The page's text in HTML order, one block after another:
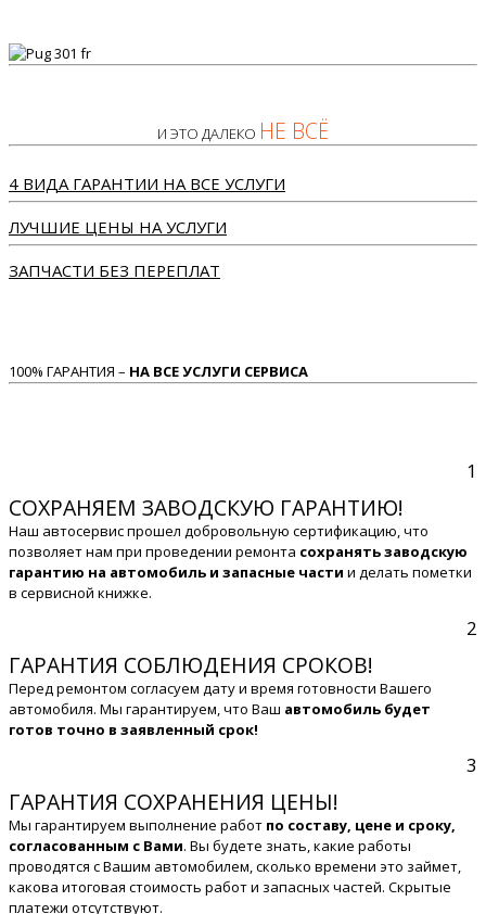
И ЭТО ДАЛЕКО НЕ ВСЁ
4 ВИДА ГАРАНТИИ НА ВСЕ УСЛУГИ
ЛУЧШИЕ ЦЕНЫ НА УСЛУГИ
ЗАПЧАСТИ БЕЗ ПЕРЕПЛАТ
100% ГАРАНТИЯ – НА ВСЕ УСЛУГИ СЕРВИСА
1
СОХРАНЯЕМ ЗАВОДСКУЮ ГАРАНТИЮ!
Наш автосервис прошел добровольную сертификацию, что
позволяет нам при проведении ремонта сохранять заводскую
гарантию на автомобиль и запасные части и делать пометки
в сервисной книжке.
2
ГАРАНТИЯ СОБЛЮДЕНИЯ СРОКОВ!
Перед ремонтом согласуем дату и время готовности Вашего
автомобиля. Мы гарантируем, что Ваш автомобиль будет
готов точно в заявленный срок!
3
ГАРАНТИЯ СОХРАНЕНИЯ ЦЕНЫ!
Мы гарантируем выполнение работ по составу, цене и сроку,
согласованным с Вами. Вы будете знать, какие работы
проводятся с Вашим автомобилем, сколько времени это займет,
какова итоговая стоимость работ и запасных частей. Скрытые
платежи отсутствуют.